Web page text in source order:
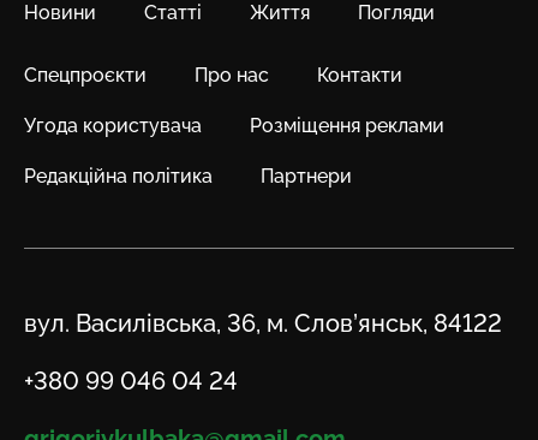
Новини Статті Життя Погляди
Спецпроєкти Про нас Контакти
Угода користувача Розміщення реклами
Редакційна політика Партнери
Адреса
вул. Василівська, 36, м. Слов’янськ, 84122
Телефон
+380 99 046 04 24